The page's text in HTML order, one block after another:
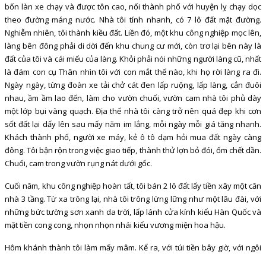
bốn làn xe chạy và được tôn cao, nối thành phố với huyện lỵ chạy dọc
theo đường máng nước. Nhà tôi tính nhanh, có 7 lô đất mặt đường.
Nghiễm nhiên, tôi thành kiều đất. Liền đó, một khu công nghiệp mọc lên,
làng bên đông phải di dời đến khu chung cư mới, còn trơ lại bên này là
đất của tôi và cái miếu của làng. Khỏi phải nói những người làng cũ, nhất
là đám con cụ Thân nhìn tôi với con mắt thế nào, khi họ rời làng ra đi.
Ngày ngày, từng đoàn xe tải chở cát đen lấp ruộng, lấp làng, cắn đuôi
nhau, ầm ầm lao đến, làm cho vườn chuối, vườn cam nhà tôi phủ dày
một lớp bụi vàng quạch. Địa thế nhà tôi càng trở nên quá đẹp khi cơn
sốt đất lại dấy lên sau mấy năm im lắng, mỗi ngày mỗi giá tăng nhanh.
Khách thành phố, người xe máy, kẻ ô tô dạm hỏi mua đất ngày càng
đông. Tôi bận rộn trong việc giao tiếp, thành thử lợn bỏ đói, ốm chết dần.
Chuối, cam trong vườn rụng nát dưới gốc.
Cuối năm, khu công nghiệp hoàn tất, tôi bán 2 lô đất lấy tiền xây một căn
nhà 3 tầng. Từ xa trông lại, nhà tôi trông lừng lững như một lâu đài, với
những bức tường sơn xanh da trời, lấp lánh cửa kính kiểu Hàn Quốc và
mặt tiền cong cong, nhọn nhọn nhái kiểu vương miện hoa hậu.
Hôm khánh thành tôi làm mấy mâm. Kể ra, với túi tiền bây giờ, với ngôi